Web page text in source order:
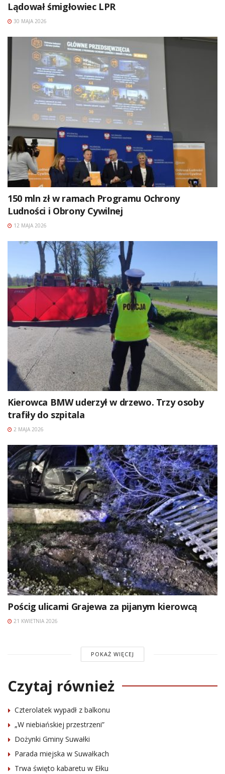
Lądował śmigłowiec LPR
30 MAJA 2026
150 mln zł w ramach Programu Ochrony
Ludności i Obrony Cywilnej
12 MAJA 2026
Kierowca BMW uderzył w drzewo. Trzy osoby
trafiły do szpitala
2 MAJA 2026
Pościg ulicami Grajewa za pijanym kierowcą
21 KWIETNIA 2026
POKAŻ WIĘCEJ
Czytaj również
Czterolatek wypadł z balkonu
„W niebiańskiej przestrzeni”
Dożynki Gminy Suwałki
Parada miejska w Suwałkach
Trwa święto kabaretu w Ełku